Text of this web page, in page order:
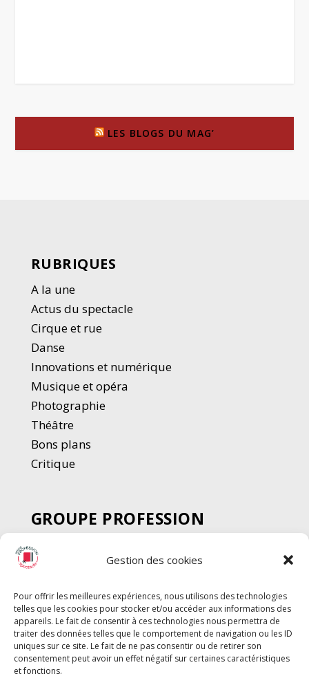
Gestion des cookies
Pour offrir les meilleures expériences, nous utilisons des technologies
telles que les cookies pour stocker et/ou accéder aux informations des
appareils. Le fait de consentir à ces technologies nous permettra de
traiter des données telles que le comportement de navigation ou les ID
uniques sur ce site. Le fait de ne pas consentir ou de retirer son
consentement peut avoir un effet négatif sur certaines caractéristiques
et fonctions.
LES BLOGS DU MAG’
RUBRIQUES
A la une
Actus du spectacle
Cirque et rue
Danse
Innovations et numérique
Musique et opéra
Photographie
Théâtre
Bons plans
Critique
GROUPE PROFESSION
SPECTACLE
Chèque Intermittents
Chèque Compta
Chèque Emploi Spectacle
G-Pods
Profession Audio-visuel